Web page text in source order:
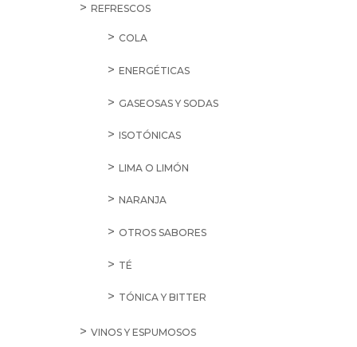
REFRESCOS
COLA
ENERGÉTICAS
GASEOSAS Y SODAS
ISOTÓNICAS
LIMA O LIMÓN
NARANJA
OTROS SABORES
TÉ
TÓNICA Y BITTER
VINOS Y ESPUMOSOS